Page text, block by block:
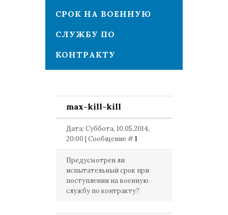
СРОК НА ВОЕННУЮ
СЛУЖБУ ПО
КОНТРАКТУ
max-kill-kill
Дата: Суббота, 10.05.2014,
20:00 | Сообщение #1
Предусмотрен ли
испытательный срок при
поступлении на военную
службу по контракту?